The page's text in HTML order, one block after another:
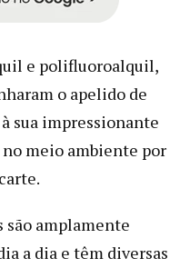
e polifluoroalquil,
o apelido de
sua impressionante
meio ambiente por
são amplamente
a dia e têm diversas